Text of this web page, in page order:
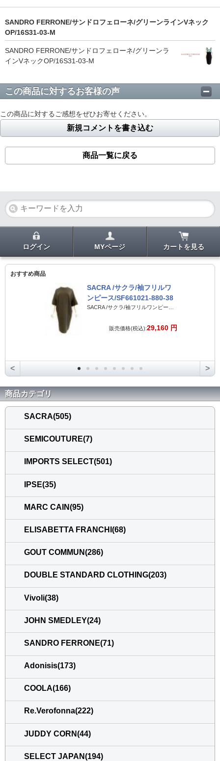
SANDRO FERRONE/サンドロフェローネ/グリーンラインVネック
OP/16S31-03-M
SANDRO FERRONE/サンドロフェローネ/グリーンラ
インVネックOP/16S31-03-M
この商品に対するお客様の声
この商品に対するご感想をぜひお寄せください。
新規コメントを書き込む
商品一覧に戻る
ログイン MYページ カートを見る
おすすめ商品
SACRA /サクラ/袖フリルワ
ンピース/SF661021-880-38
販売価格(税込):29,160 円
< >
商品カテゴリ
SACRA(505)
SEMICOUTURE(7)
IMPORTS SELECT(501)
IPSE(35)
MARC CAIN(95)
ELISABETTA FRANCHI(68)
GOUT COMMUN(286)
DOUBLE STANDARD CLOTHING(203)
Vivoli(38)
JOHN SMEDLEY(24)
SANDRO FERRONE(71)
Adonisis(173)
COOLA(166)
Re.Verofonna(222)
JUDDY CORN(44)
SELECT JAPAN(194)